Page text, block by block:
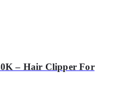
– Hair Clipper For